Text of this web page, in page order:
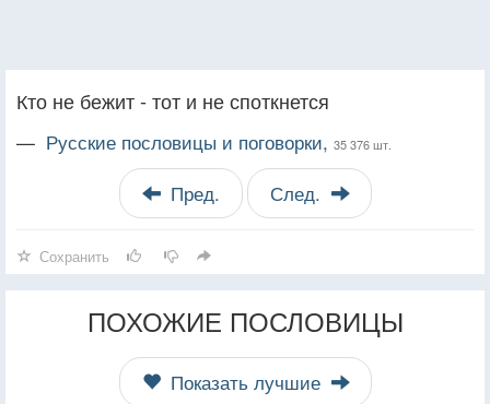
Кто не бежит - тот и не споткнется
— Русские пословицы и поговорки, 35 376 шт.
Пред. След.
Сохранить
ПОХОЖИЕ ПОСЛОВИЦЫ
Показать лучшие